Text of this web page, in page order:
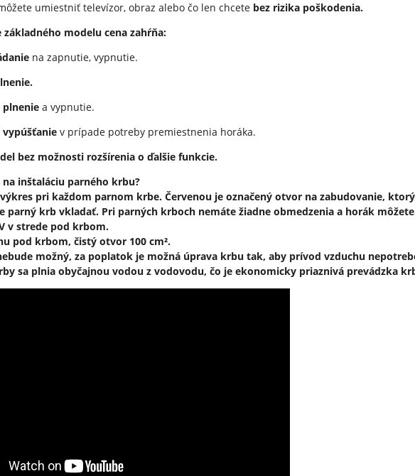
umiestniť televízor, obraz alebo čo len chcete bez rizika poškodenia.
základného modelu cena zahŕňa:
na zapnutie, vypnutie.
a vypnutie.
v prípade potreby premiestnenia horáka.
bez možnosti rozšírenia o ďalšie funkcie.
inštaláciu parného krbu?
pri každom parnom krbe. Červenou je označený otvor na zabudovanie,
parný krb vkladať. Pri parných krboch nemáte žiadne obmedzenia a horák
v strede pod krbom.
pod krbom, čistý otvor 100 cm².
možný, za poplatok je možná úprava krbu tak, aby prívod vzduchu
sa plnia obyčajnou vodou z vodovodu, čo je ekonomicky priaznivá prevádzka